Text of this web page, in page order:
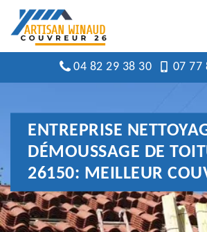
04 82 29 38 30 07 77
ENTREPRISE
DÉMOUSSAGE DE
26150: MEILLEUR